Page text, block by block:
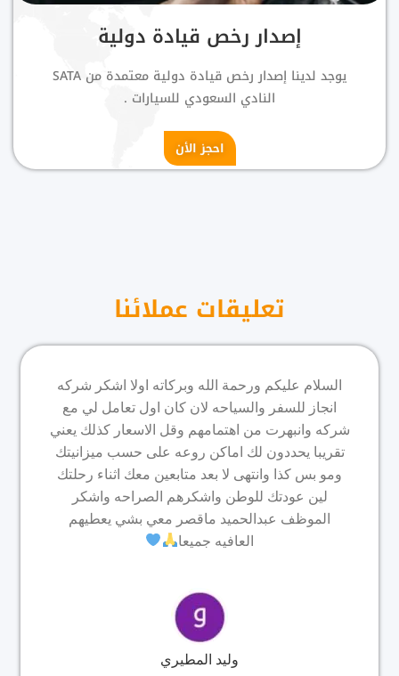
إصدار رخص قيادة دولية
يوجد لدينا إصدار رخص قيادة دولية معتمدة من SATA
النادي السعودي للسيارات .
احجز الأن
تعليقات عملائنا
السلام عليكم ورحمة الله وبركاته اولا اشكر شركه
انجاز للسفر والسياحه لان كان اول تعامل لي مع
شركه وانبهرت من اهتمامهم وقل الاسعار كذلك يعني
تقريبا يحددون لك اماكن روعه على حسب ميزانيتك
ومو بس كذا وانتهى لا بعد متابعين معك اثناء رحلتك
لين عودتك للوطن واشكرهم الصراحه واشكر
الموظف عبدالحميد ماقصر معي بشي يعطيهم
العافيه جميعا
وليد المطيري